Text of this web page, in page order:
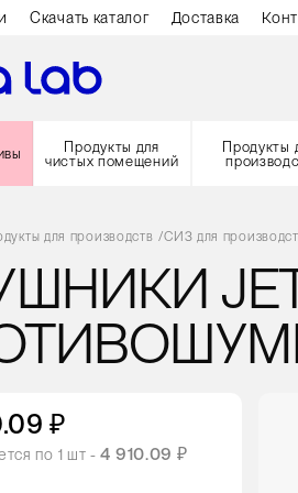
Скачать каталог Доставка
Продукты для
чистых помещений
Продукты
для производств /СИЗ для
₽
по 1 шт -4 910.09 ₽